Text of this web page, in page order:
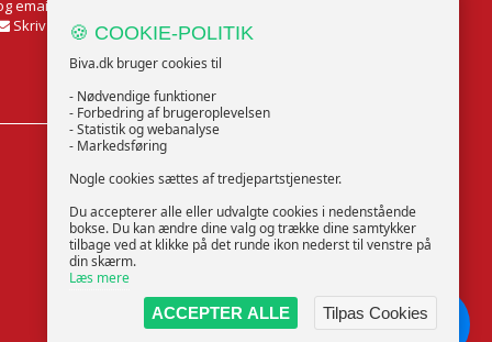
email Mandag til Fredag
Skriv til os
FØLG OS
🍪 COOKIE-POLITIK
Biva.dk bruger cookies til
- Nødvendige funktioner
- Forbedring af brugeroplevelsen
- Statistik og webanalyse
- Markedsføring
Nogle cookies sættes af tredjepartstjenester.
Du accepterer alle eller udvalgte cookies i nedenstående
bokse. Du kan ændre dine valg og trække dine samtykker
tilbage ved at klikke på det runde ikon nederst til venstre på
din skærm.
Læs mere
ACCEPTER ALLE
Tilpas Cookies